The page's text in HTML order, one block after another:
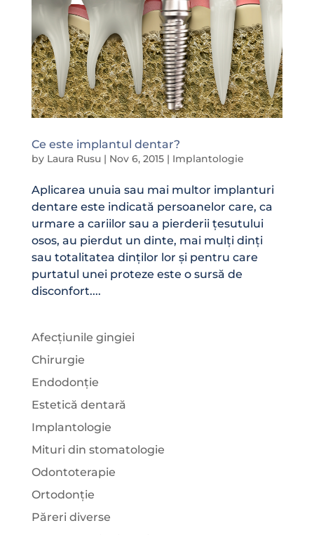
Ce este implantul dentar?
by Laura Rusu| Nov 6, 2015| Implantologie
Aplicarea unuia sau mai multor implanturi
dentare este indicată persoanelor care, ca
urmare a cariilor sau a pierderii țesutului
osos, au pierdut un dinte, mai mulți dinți
sau totalitatea dinților lor și pentru care
purtatul unei proteze este o sursă de
disconfort....
Afecțiunile gingiei
Chirurgie
Endodonție
Estetică dentară
Implantologie
Mituri din stomatologie
Odontoterapie
Ortodonție
Păreri diverse